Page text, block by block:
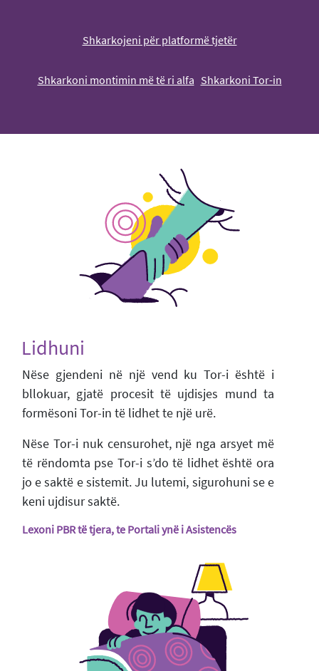
Shkarkojeni për platformë tjetër
Shkarkoni montimin më të ri alfa Shkarkoni Tor-in
Lidhuni
Nëse gjendeni në një vend ku Tor-i është i
bllokuar, gjatë procesit të ujdisjes mund ta
formësoni Tor-in të lidhet te një urë.
Nëse Tor-i nuk censurohet, një nga arsyet më
të rëndomta pse Tor-i s’do të lidhet është ora
jo e saktë e sistemit. Ju lutemi, sigurohuni se e
keni ujdisur saktë.
Lexoni PBR të tjera, te Portali ynë i Asistencës